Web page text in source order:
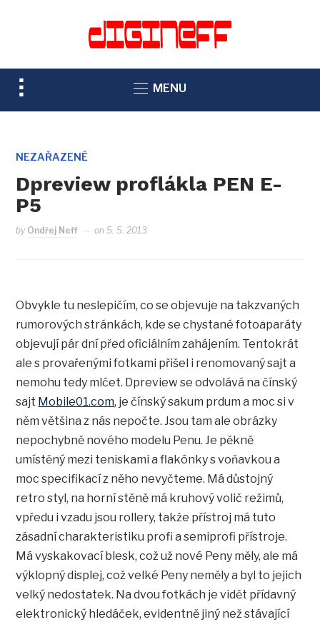
TOGGLE
SIDEBAR
NAVIGATION
MENU
NEZAŘAZENÉ
Dpreview proflákla PEN E-
P5
by Ondřej Neff on5. 5. 2013
Obvykle tu neslepičím, co se objevuje na takzvaných
rumorových stránkách, kde se chystané fotoaparáty
objevují pár dní před oficiálním zahájením. Tentokrát
ale s provařenými fotkami přišel i renomovaný sajt a
nemohu tedy mlčet. Dpreview se odvolává na čínský
sajt Mobile01.com, je čínský sakum prdum a moc si v
něm většina z nás nepočte. Jsou tam ale obrázky
nepochybně nového modelu Penu. Je pěkně
umístěný mezi teniskami a flakónky s voňavkou a
moc specifikací z něho nevyčteme. Má důstojný
retro styl, na horní stěně má kruhový volič režimů,
vpředu i vzadu jsou rollery, takže přístroj má tuto
zásadní charakteristiku profi a semiprofi přístroje.
Má vyskakovací blesk, což už nové Peny měly, ale má
výklopný displej, což velké Peny neměly a byl to jejich
velký nedostatek. Na dvou fotkách je vidět přídavný
elektronický hledáček, evidentně jiný než stávající